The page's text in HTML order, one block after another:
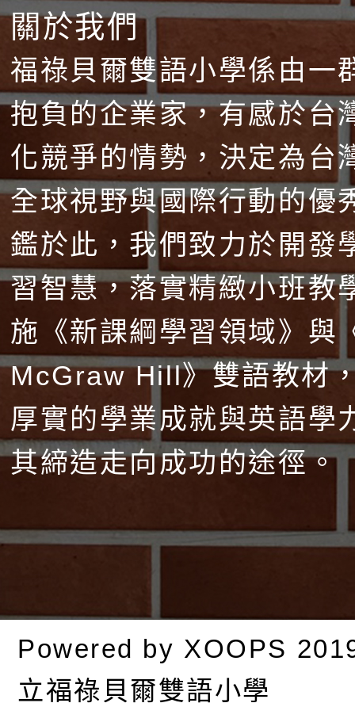
關於我們
福祿貝爾雙語小學係由一
抱負的企業家，有感於台
化競爭的情勢，決定為台
全球視野與國際行動的優
鑑於此，我們致力於開發
習智慧，落實精緻小班教
施《新課綱學習領域》與
McGraw Hill》雙語教材
厚實的學業成就與英語學
其締造走向成功的途徑。
Powered by XOOPS
立福祿貝爾雙語小學